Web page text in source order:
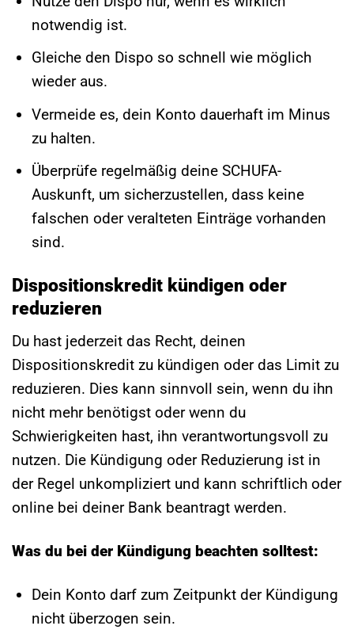
notwendig ist.
Gleiche den Dispo so schnell wie möglich
wieder aus.
Vermeide es, dein Konto dauerhaft im Minus
zu halten.
Überprüfe regelmäßig deine SCHUFA-
Auskunft, um sicherzustellen, dass keine
falschen oder veralteten Einträge vorhanden
sind.
Dispositionskredit kündigen oder
reduzieren
Du hast jederzeit das Recht, deinen
Dispositionskredit zu kündigen oder das Limit zu
reduzieren. Dies kann sinnvoll sein, wenn du ihn
nicht mehr benötigst oder wenn du
Schwierigkeiten hast, ihn verantwortungsvoll zu
nutzen. Die Kündigung oder Reduzierung ist in
der Regel unkompliziert und kann schriftlich oder
online bei deiner Bank beantragt werden.
Was du bei der Kündigung beachten solltest:
Dein Konto darf zum Zeitpunkt der Kündigung
nicht überzogen sein.